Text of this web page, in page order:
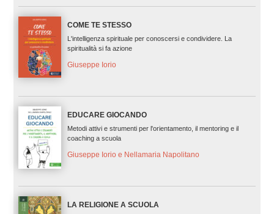
COME TE STESSO
L'intelligenza spirituale per conoscersi e condividere. La
spiritualità si fa azione
Giuseppe Iorio
EDUCARE GIOCANDO
Metodi attivi e strumenti per l'orientamento, il mentoring e il
coaching a scuola
Giuseppe Iorio e Nellamaria Napolitano
LA RELIGIONE A SCUOLA